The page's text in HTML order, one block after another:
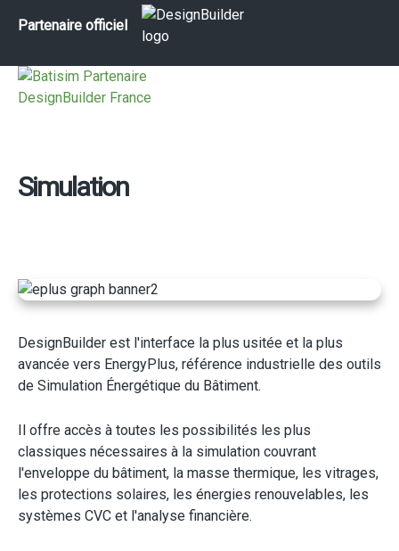
Partenaire officiel
Simulation
DesignBuilder est l'interface la plus usitée et la plus
avancée vers EnergyPlus, référence industrielle des outils
de Simulation Énergétique du Bâtiment.
Il offre accès à toutes les possibilités les plus
classiques nécessaires à la simulation couvrant
l'enveloppe du bâtiment, la masse thermique, les vitrages,
les protections solaires, les énergies renouvelables, les
systèmes CVC et l'analyse financière.